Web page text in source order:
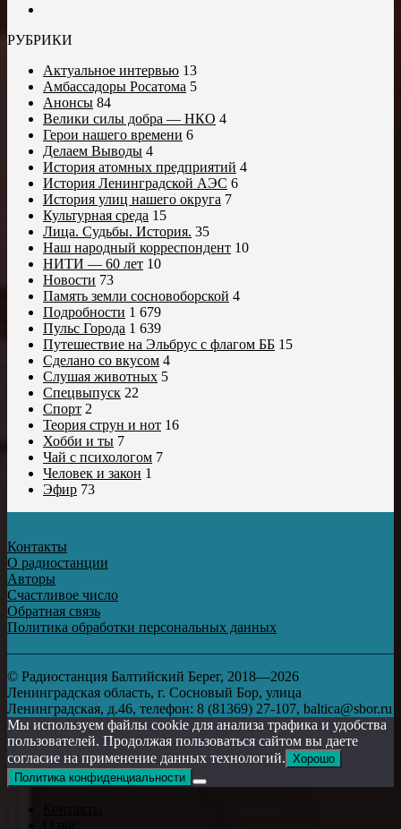
РУБРИКИ
Актуальное интервью 13
Амбассадоры Росатома 5
Анонсы 84
Велики силы добра — НКО 4
Герои нашего времени 6
Делаем Выводы 4
История атомных предприятий 4
История Ленинградской АЭС 6
История улиц нашего округа 7
Культурная среда 15
Лица. Судьбы. История. 35
Наш народный корреспондент 10
НИТИ — 60 лет 10
Новости 73
Память земли сосновоборской 4
Подробности 1 679
Пульс Города 1 639
Путешествие на Эльбрус с флагом ББ 15
Сделано со вкусом 4
Слушая животных 5
Спецвыпуск 22
Спорт 2
Теория струн и нот 16
Хобби и ты 7
Чай с психологом 7
Человек и закон 1
Эфир 73
Контакты
О радиостанции
Авторы
Счастливое число
Обратная связь
Политика обработки персональных данных
© Радиостанция Балтийский Берег, 2018—2026
Ленинградская область, г. Сосновый Бор, улица
Ленинградская, д.46, телефон: 8 (81369) 27-107, baltica@sbor.ru
Мы используем файлы cookie для анализа трафика и удобства
пользователей. Продолжая пользоваться сайтом вы даете
согласие на применение данных технологий. Хорошо
Политика конфиденциальности